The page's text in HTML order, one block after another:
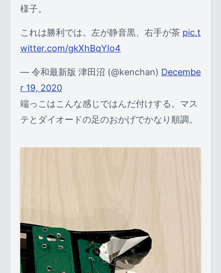
様子。
これは勝利では。左が静音黒、右手が茶 pic.t
witter.com/gkXhBqYIo4
— 令和最新版 津田沼 (@kenchan) Decembe
r 19, 2020
端っこはこんな感じではんだ付けする。マス
テとダイオードの足のおかげでかなり順調。